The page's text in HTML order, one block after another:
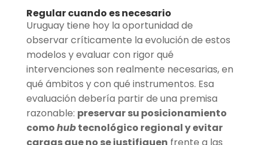
Regular cuando es necesario
Uruguay tiene hoy la oportunidad de
observar críticamente la evolución de estos
modelos y evaluar con rigor qué
intervenciones son realmente necesarias, en
qué ámbitos y con qué instrumentos. Esa
evaluación debería partir de una premisa
razonable: preservar su posicionamiento
comohubtecnológico regional y evitar